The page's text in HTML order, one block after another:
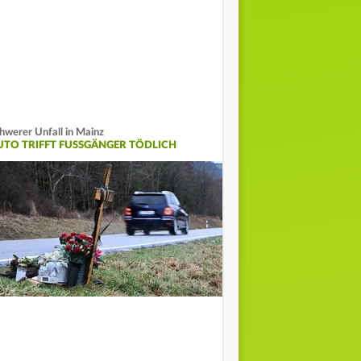
Unfall in Mainz
TRIFFT FUSSGÄNGER TÖDLICH